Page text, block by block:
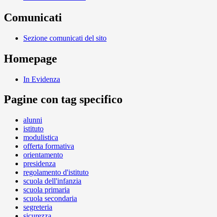
Comunicati
Sezione comunicati del sito
Homepage
In Evidenza
Pagine con tag specifico
alunni
istituto
modulistica
offerta formativa
orientamento
presidenza
regolamento d'istituto
scuola dell'infanzia
scuola primaria
scuola secondaria
segreteria